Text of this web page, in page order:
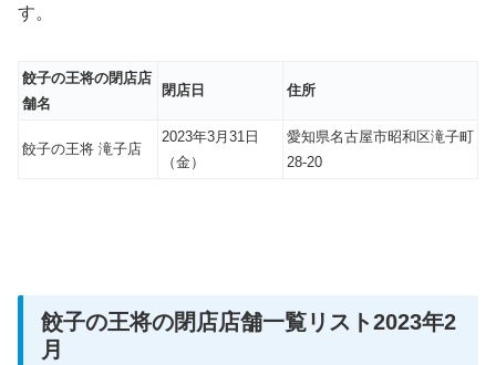
す。
餃子の王将の閉店店
舗名
閉店日 住所
餃子の王将 滝子店
2023年3月31日
（金）
愛知県名古屋市昭和区滝子町
28-20
餃子の王将の閉店店舗一覧リスト2023年2
月